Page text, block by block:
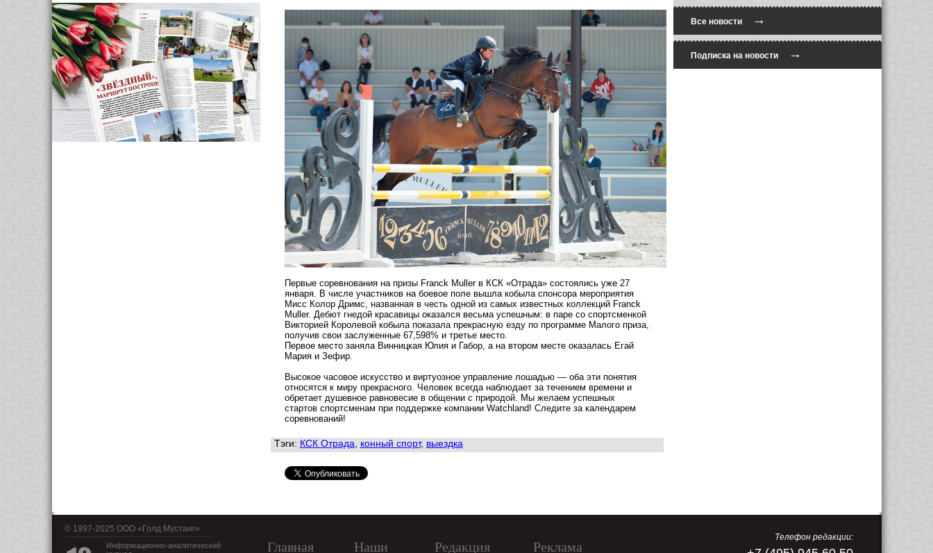
Первые соревнования на призы Franck Muller в КСК «Отрада» состоялись уже 27
января. В числе участников на боевое поле вышла кобыла спонсора мероприятия
Мисс Колор Дримс, названная в честь одной из самых известных коллекций Franck
Muller. Дебют гнедой красавицы оказался весьма успешным: в паре со спортсменкой
Викторией Королевой кобыла показала прекрасную езду по программе Малого приза,
получив свои заслуженные 67,598% и третье место.
Первое место заняла Винницкая Юлия и Габор, а на втором месте оказалась Егай
Мария и Зефир.
Высокое часовое искусство и виртуозное управление лошадью — оба эти понятия
относятся к миру прекрасного. Человек всегда наблюдает за течением времени и
обретает душевное равновесие в общении с природой. Мы желаем успешных
стартов спортсменам при поддержке компании Watchland! Следите за календарем
соревнований!
Тэги: КСК Отрада конный спорт, выездка
Все новости→
Подписка на новости→
© 1997-2025 OOO «Голд Мустанг»
Информационно-аналитический
Главная Наши Редакция Реклама
Телефон редакции: